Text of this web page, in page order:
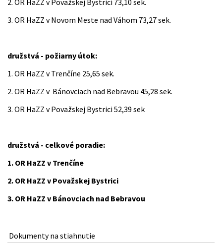
2. OR HaZZ v Považskej Bystrici 73,10 sek.
3. OR HaZZ v Novom Meste nad Váhom 73,27 sek.
družstvá - požiarny útok:
1. OR HaZZ v Trenčíne 25,65 sek.
2. OR HaZZ v Bánovciach nad Bebravou 45,28 sek.
3. OR HaZZ v Považskej Bystrici 52,39 sek
družstvá - celkové poradie:
1. OR HaZZ v Trenčíne
2. OR HaZZ v Považskej Bystrici
3. OR HaZZ v Bánovciach nad Bebravou
Dokumenty na stiahnutie